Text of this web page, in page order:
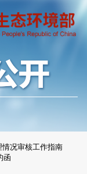
况审核工作指南
函